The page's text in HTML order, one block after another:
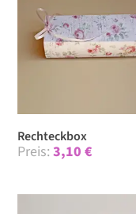
Recht­eckbox
3,10€